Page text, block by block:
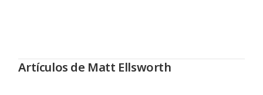
Artículos de Matt Ellsworth